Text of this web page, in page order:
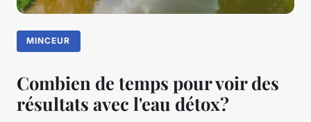
MINCEUR
Combien de temps pour voir des
résultats avec l'eau détox?